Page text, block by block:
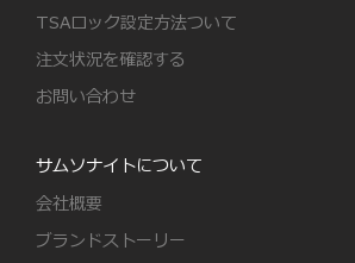
TSAロック設定方法ついて
注文状況を確認する
お問い合わせ
サムソナイトについて
会社概要
ブランドストーリー